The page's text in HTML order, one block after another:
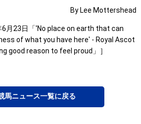
By Lee Mottershead
6月23日「'No place on earth that can
of what you have here' - Royal Ascot
good reason to feel proud」］
馬ニュース一覧に戻る